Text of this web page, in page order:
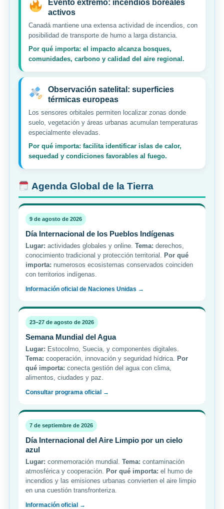
Evento extremo: incendios boreales
activos
Canadá mantiene una extensa actividad de incendios, con
posibilidad de transporte de humo a larga distancia.
Por qué importa: el impacto alcanza bosques,
comunidades, carbono y calidad del aire regional.
Observación satelital: superficies
térmicas europeas
Los sensores orbitales permiten localizar zonas donde
suelo, vegetación y áreas urbanas acumulan temperaturas
especialmente elevadas.
Por qué importa: facilita identificar islas de calor,
sequedad y condiciones favorables al fuego.
Agenda Global de la Tierra
9 de agosto de 2026
Día Internacional de los Pueblos Indígenas
Lugar: actividades globales y online. Tema: derechos,
conocimiento tradicional y protección territorial.
Por qué
importa: numerosos ecosistemas conservados coinciden
con territorios indígenas.
Información oficial de Naciones Unidas →
23–27 de agosto de 2026
Semana Mundial del Agua
Lugar: Estocolmo, Suecia, y componentes digitales.
Tema: cooperación, innovación y seguridad hídrica.
Por
qué importa: conecta gestión del agua con clima,
alimentos, ciudades y paz.
Consultar programa oficial →
7 de septiembre de 2026
Día Internacional del Aire Limpio por un cielo
azul
Lugar: conmemoración mundial. Tema: contaminación
atmosférica y cooperación.
Por qué importa: el humo de
incendios y las emisiones urbanas convierten el aire limpio
en una cuestión transfronteriza.
Información oficial →